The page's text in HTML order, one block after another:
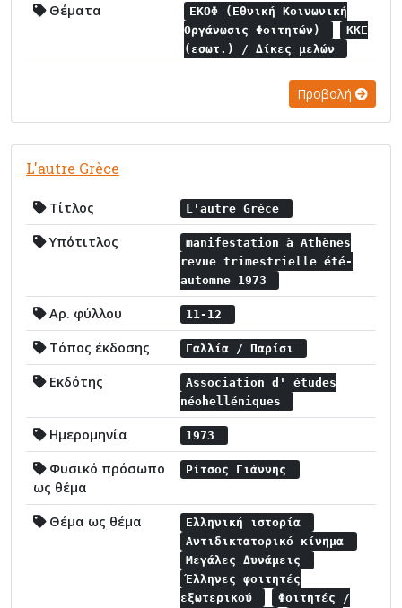
Θέματα
ΕΚΟΦ (Εθνική Κοινωνική
Οργάνωσις Φοιτητών)
ΚΚΕ
(εσωτ.) / Δίκες μελών
Προβολή
L'autre Grèce
Τίτλος L'autre Grèce
Υπότιτλος
manifestation à Athènes
revue trimestrielle été-
automne 1973
Αρ. φύλλου 11-12
Τόπος έκδοσης Γαλλία / Παρίσι
Εκδότης
Association d' études
néohelléniques
Ημερομηνία 1973
Φυσικό πρόσωπο
ως θέμα
Ρίτσος Γιάννης
Θέμα ως θέμα
Ελληνική ιστορία
Αντιδικτατορικό κίνημα
Μεγάλες Δυνάμεις
Έλληνες φοιτητές
εξωτερικού
Φοιτητές /